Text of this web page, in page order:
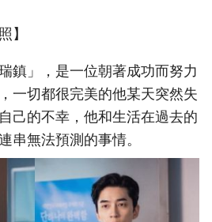
】
鎮」，是一位朝著成功而努力
一切都很完美的他某天突然失
己的不幸，他和生活在過去的
串無法預測的事情。